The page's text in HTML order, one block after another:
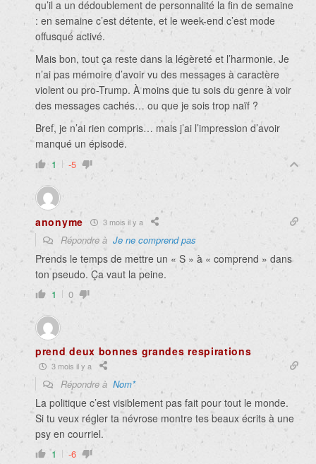
qu’il a un dédoublement de personnalité la fin de semaine
: en semaine c’est détente, et le week-end c’est mode
offusqué activé.
Mais bon, tout ça reste dans la légèreté et l’harmonie. Je
n’ai pas mémoire d’avoir vu des messages à caractère
violent ou pro-Trump. À moins que tu sois du genre à voir
des messages cachés… ou que je sois trop naïf ?
Bref, je n’ai rien compris… mais j’ai l’impression d’avoir
manqué un épisode.
1 -5
anonyme 3 mois il y a
Répondre à Je ne comprend pas
Prends le temps de mettre un « S » à « comprend » dans
ton pseudo. Ça vaut la peine.
1 0
prend deux bonnes grandes respirations
3 mois il y a
Répondre à Nom*
La politique c’est visiblement pas fait pour tout le monde.
Si tu veux régler ta névrose montre tes beaux écrits à une
psy en courriel.
1 -6